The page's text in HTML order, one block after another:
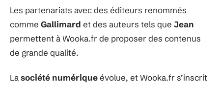
Les partenariats avec des éditeurs renommés
comme Gallimard et des auteurs tels que Jean
permettent à Wooka.fr de proposer des contenus
de grande qualité.
Lasociété numériqueévolue, et Wooka.fr s’inscrit